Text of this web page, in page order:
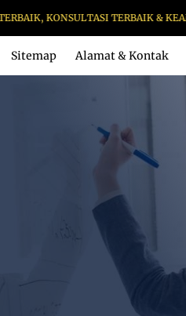
KONSULTASI TERBAIK & KEAMANAN
Sitemap Alamat & Kontak